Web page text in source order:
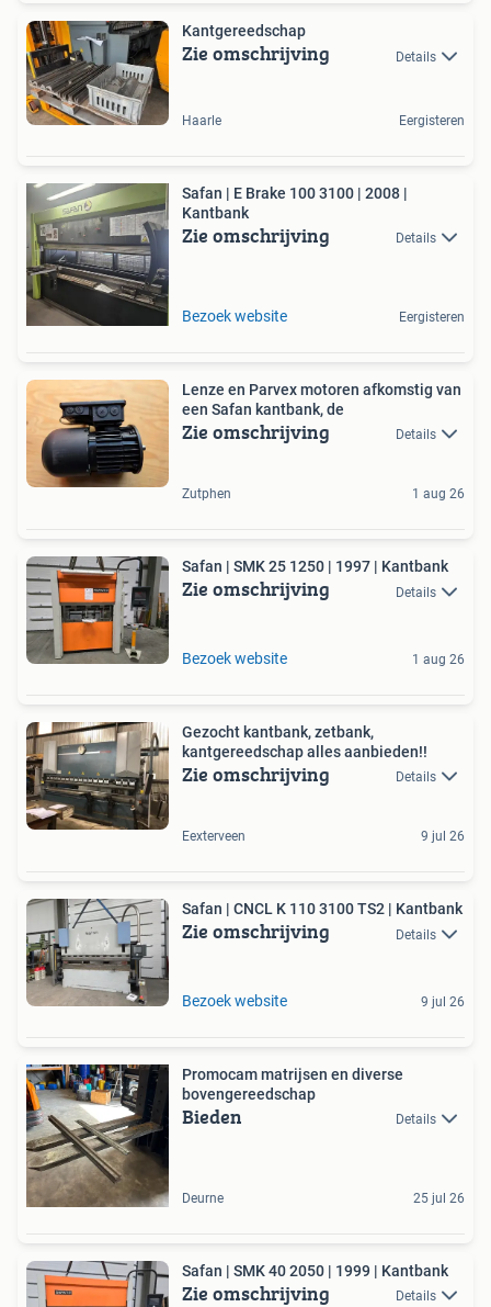
Kantgereedschap
Zie omschrijving Details
Haarle Eergisteren
Safan | E Brake 100 3100 | 2008 |
Kantbank
Zie omschrijving Details
Bezoek website Eergisteren
Lenze en Parvex motoren afkomstig van
een Safan kantbank, de
Zie omschrijving Details
Zutphen 1 aug 26
Safan | SMK 25 1250 | 1997 | Kantbank
Zie omschrijving Details
Bezoek website 1 aug 26
Gezocht kantbank, zetbank,
kantgereedschap alles aanbieden!!
Zie omschrijving Details
Eexterveen 9 jul 26
Safan | CNCL K 110 3100 TS2 | Kantbank
Zie omschrijving Details
Bezoek website 9 jul 26
Promocam matrijsen en diverse
bovengereedschap
Bieden Details
Deurne 25 jul 26
Safan | SMK 40 2050 | 1999 | Kantbank
Zie omschrijving Details